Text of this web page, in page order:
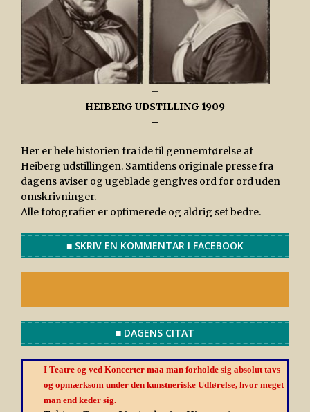
–
HEIBERG UDSTILLING 1909
–
Her er hele historien fra ide til gennemførelse af
Heiberg udstillingen. Samtidens originale presse fra
dagens aviser og ugeblade gengives ord for ord uden
omskrivninger.
Alle fotografier er optimerede og aldrig set bedre.
■ SKRIV EN KOMMENTAR I FACEBOOK
■ DAGENS CITAT
I Teatre og ved Koncerter maa man forholde sig absolut tavs
og opmærksom under den kunstneriske Udførelse, hvor meget
man end keder sig.